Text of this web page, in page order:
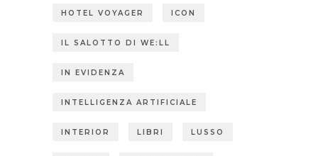
HOTEL VOYAGER ICON
IL SALOTTO DI WE:LL
IN EVIDENZA
INTELLIGENZA ARTIFICIALE
INTERIOR LIBRI LUSSO